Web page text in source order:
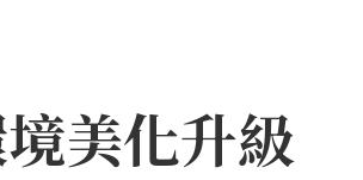
美化升級